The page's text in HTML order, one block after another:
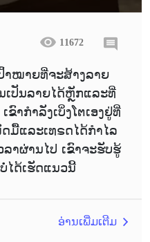
11672
າໝາຍທີ່ຈະສ້າງລາຍ
ເປັນລາຍໄດ້ຫຼັກແລະທີ່
ກຳລັງເບິ່ງໂຕເອງຢູ່ທີ່
ມື້ແລະເທຣດໄດ້ກຳໄລ
າຜ່ານໄປ ເຂົາຈະຮັບຮູ້
ໄດ້ເຮັດແນວນີ້
ອ່ານເພີ່ມເຕີມ